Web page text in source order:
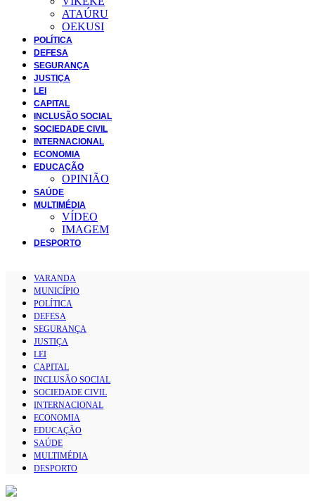
ATAÚRU
OEKUSI
POLÍTICA
DEFESA
SEGURANÇA
JUSTIÇA
LEI
CAPITAL
INCLUSÃO SOCIAL
SOCIEDADE CIVIL
INTERNACIONAL
ECONOMIA
EDUCAÇÃO
OPINIÃO
SAÚDE
MULTIMÉDIA
VÍDEO
IMAGEM
DESPORTO
VARANDA
MUNICÍPIO
POLÍTICA
DEFESA
SEGURANÇA
JUSTIÇA
LEI
CAPITAL
INCLUSÃO SOCIAL
SOCIEDADE CIVIL
INTERNACIONAL
ECONOMIA
EDUCAÇÃO
SAÚDE
MULTIMÉDIA
DESPORTO